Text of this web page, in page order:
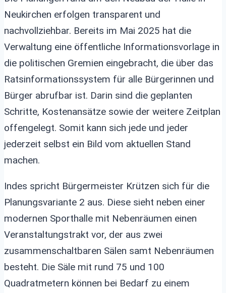
Neukirchen erfolgen transparent und
nachvollziehbar. Bereits im Mai 2025 hat die
Verwaltung eine öffentliche Informationsvorlage in
die politischen Gremien eingebracht, die über das
Ratsinformationssystem für alle Bürgerinnen und
Bürger abrufbar ist. Darin sind die geplanten
Schritte, Kostenansätze sowie der weitere Zeitplan
offengelegt. Somit kann sich jede und jeder
jederzeit selbst ein Bild vom aktuellen Stand
machen.
Indes spricht Bürgermeister Krützen sich für die
Planungsvariante 2 aus. Diese sieht neben einer
modernen Sporthalle mit Nebenräumen einen
Veranstaltungstrakt vor, der aus zwei
zusammenschaltbaren Sälen samt Nebenräumen
besteht. Die Säle mit rund 75 und 100
Quadratmetern können bei Bedarf zu einem